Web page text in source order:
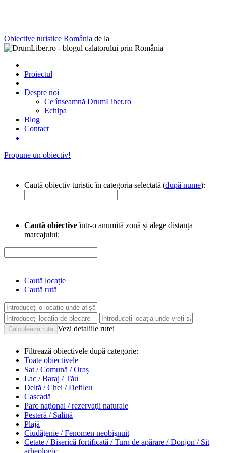
Obiective turistice România de la
Proiectul
Despre noi
Ce înseamnă DrumLiber.ro
Echipa
Blog
Contact
Propune un obiectiv!
Caută obiectiv turistic în categoria selectată (după nume):
Caută obiectiveîntr-o anumită zonă și alege distanța
marcajului:
Caută locație
Caută rută
Vezi detaliile rutei
Filtrează obiectivele după categorie:
Toate obiectivele
Sat / Comună / Oraș
Lac / Baraj / Tău
Deltă / Chei / Defileu
Cascadă
Parc naţional / rezervaţii naturale
Pesteră / Salină
Plajă
Ciudăţenie / Fenomen neobişnuit
Cetate / Biserică fortificată / Turn de apărare / Donjon / Sit
arheologic